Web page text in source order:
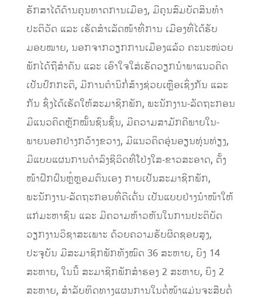
ຮັກສາໄດ້ດ້ານຄຸນທາດການເມືອງ, ມີຄຸນສົມບັດສິນທໍາ
ປະຕິວັດ ແລະ ເຮັດສໍາເລັດໜ້າທີ່ການ ເມືອງທີ່ໄດ້ຮັບ
ມອບໝາຍ, ນອກຈາກວຽກການເມືອງແລ້ວ ຄະນະໜ່ວຍ
ພັກໄດ້ຖືສໍາຄັນ ແລະ ເອົາໃຈໃສ່ເຮັດວຽກນໍາພາແນວຄິດ
ເປັນປົກກະຕິ, ມີການຕໍານິກໍ່ສ້າງຊ່ວຍເຫຼືອເຊິ່ງກັນ ແລະ
ກັນ ຊຶ່ງໄດ້ເຮັດໃຫ້ສະມາຊິກພັກ, ພະນັກງານ-ລັດຖະກອນ
ມີແນວຄິດຫຼັກໝັ້ນຊົນຊັ້ນ, ມີຄວາມສາມັກຄີພາຍໃນ-
ພາຍນອກຢ່າງກວ້າງຂວາງ, ມີແນວຄິດອຸ່ນອຽນທຸ່ນທ່ຽງ,
ມີແບບແຜນການດໍາລົງຊີວິດທີ່ໂປ່ງໃສ-ຂາວສະອາດ, ຕັ້ງ
ໜ້າຝຶກຝົນຫຼໍຫຼອມຕົນເອງ ກາຍເປັນສະມາຊິກພັກ,
ພະນັກງານ-ລັດຖະກອນທີ່ດີເດັ່ນ ເປັນແບບຢ່າງນໍາໜ້າໃຫ້
ແກ່ມະຫາຊົນ ແລະ ມີຄວາມຫ້າວຫັນໃນການປະຕິບັດ
ວຽກງານວິຊາສະເພາະ ດ້ວຍຄວາມຮັບຜິດຊອບສູງ,
ປະຈຸບັນ ມີສະມາຊິກພັກທັງໝົດ 36 ສະຫາຍ, ຍິງ 14
ສະຫາຍ, ໃນນີ້ ສະມາຊິກພັກສໍາຮອງ 2 ສະຫາຍ, ຍິງ 2
ສະຫາຍ, ສໍາລັບທິດທາງແຜນການໃນຕໍ່ໜ້າແມ່ນຈະສືບຕໍ່